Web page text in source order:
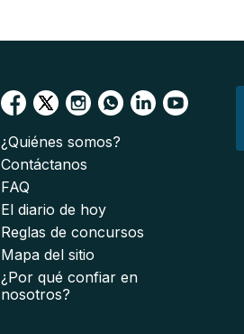
¿Quiénes somos?
Contáctanos
FAQ
El diario de hoy
Reglas de concursos
Mapa del sitio
¿Por qué confiar en
nosotros?